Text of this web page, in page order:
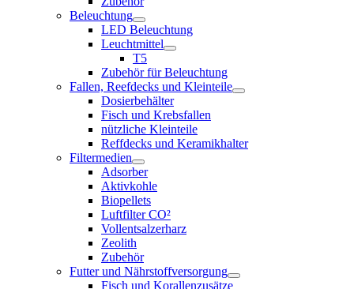
Beleuchtung
LED Beleuchtung
Leuchtmittel
T5
Zubehör für Beleuchtung
Fallen, Reefdecks und Kleinteile
Dosierbehälter
Fisch und Krebsfallen
nützliche Kleinteile
Reffdecks und Keramikhalter
Filtermedien
Adsorber
Aktivkohle
Biopellets
Luftfilter CO²
Vollentsalzerharz
Zeolith
Zubehör
Futter und Nährstoffversorgung
Fisch und Korallenzusätze